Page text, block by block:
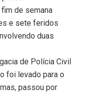
de semana
e sete feridos
duas
de Polícia Civil
foi levado para o
passou por